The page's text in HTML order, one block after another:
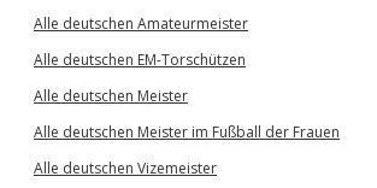
Alle deutschen Amateurmeister
Alle deutschen EM-Torschützen
Alle deutschen Meister
Alle deutschen Meister im Fußball der Frauen
Alle deutschen Vizemeister